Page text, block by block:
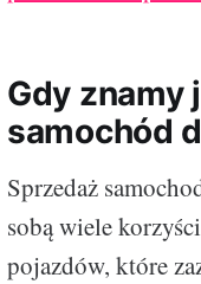
Gdy znamy
samochód
Sprzedaż
sobą wiele
pojazdów, które